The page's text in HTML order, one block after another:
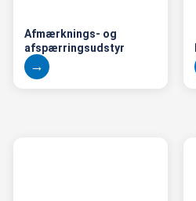
Afmærknings- og
afspærringsudstyr